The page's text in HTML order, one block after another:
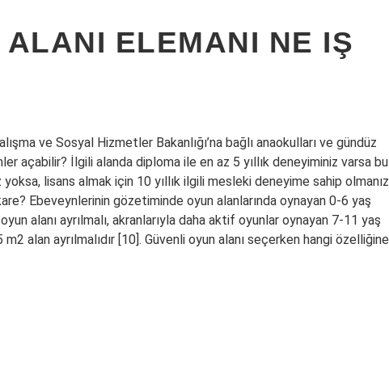
ELEMANI NE IŞ
ve Sosyal Hizmetler Bakanlığı’na bağlı anaokulları ve gündüz
açabilir? İlgili alanda diploma ile en az 5 yıllık deneyiminiz varsa bu
lisans almak için 10 yıllık ilgili mesleki deneyime sahip olmanız
Ebeveynlerinin gözetiminde oyun alanlarında oynayan 0-6 yaş
alanı ayrılmalı, akranlarıyla daha aktif oyunlar oynayan 7-11 yaş
alan ayrılmalıdır [10]. Güvenli oyun alanı seçerken hangi özelliğine